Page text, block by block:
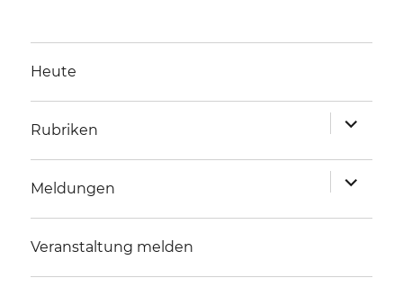
Heute
Rubriken
anzeigen
Meldungen
anzeigen
Veranstaltung melden